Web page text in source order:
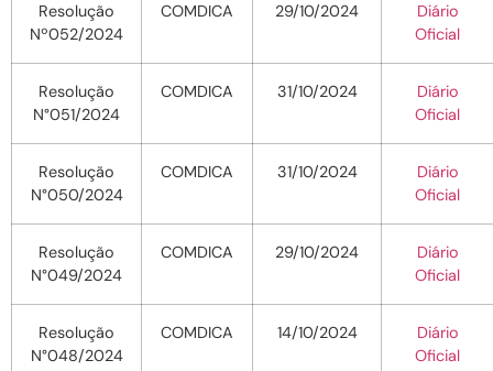
Resolução
Nº052/2024
COMDICA 29/10/2024
Diário
Oficial
Resolução
N°051/2024
COMDICA 31/10/2024
Diário
Oficial
Resolução
N°050/2024
COMDICA 31/10/2024
Diário
Oficial
Resolução
N°049/2024
COMDICA 29/10/2024
Diário
Oficial
Resolução
N°048/2024
COMDICA 14/10/2024
Diário
Oficial